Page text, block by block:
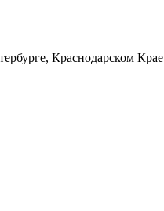
Краснодарском Крае